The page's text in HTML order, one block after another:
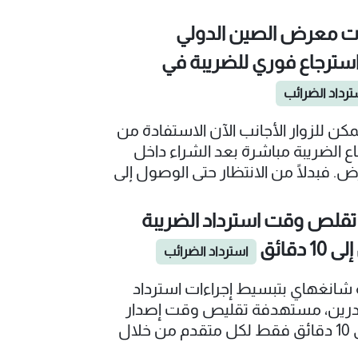
معرض الصين الدولي
استرجاع فوري للضريبة في
الضرائب
للزوار الأجانب الآن الاستفادة من
الضريبة مباشرة بعد الشراء داخل
فبدلًا من الانتظار حتى الوصول إلى
التسوق.
وقت استرداد الضريبة
استرداد الضرائب
بتبسيط إجراءات استرداد
مستهدفة تقليص وقت إصدار
الاسترداد إلى 10 دقائق فقط لكل متقدم من خلال